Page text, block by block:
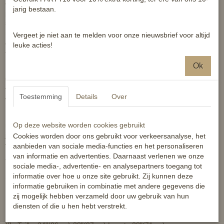
ontworpen door ruiters om een ​​comfortabele en flatterende
pasvorm te bieden voor elk lichaamstype. Het comfort van een
strakke broek, maar dan met de ritssluiting, drukknoop en
riemlussen die zorgen voor een professionele en nette uitstraling
die je van een rijbroek verwacht. Tevens voorzien van 2
telefoonzakken, dus zowel op je linker als rechter bovenbeen.
vochtafvoerende stof. Deze rijbroek behoudt zijn vorm, was-over-
was, en houdt je koel, droog en comfortabel. Echt een 2e huid!
ruimte. De broek valt verder niet ruimer uit dan de maat, maar als
je twijfelt tussen 2 maten kun je het beste de kleinste nemen
vanwege de 4way stretch.
*broekriem niet inbegrepen, wel los verkrijgbaar!
S=Taille: 22"(59cm)-26"(66cm) Lengte 26,5"(67cm)
M=Taille: 26"(66cm)-30"(76cm) Lengte 27"(69cm)
L=Taille: 30"(76cm)-34"(86cm) Lengte 27"(69cm)
jarig bestaan.
Vergeet je niet aan te melden voor onze nieuwsbrief voor altijd
leuke acties!
Ok
Toestemming Details Over
Op deze website worden cookies gebruikt
Cookies worden door ons gebruikt voor verkeersanalyse, het
aanbieden van sociale media-functies en het personaliseren
van informatie en advertenties. Daarnaast verlenen we onze
sociale media-, advertentie- en analysepartners toegang tot
informatie over hoe u onze site gebruikt. Zij kunnen deze
informatie gebruiken in combinatie met andere gegevens die
zij mogelijk hebben verzameld door uw gebruik van hun
diensten of die u hen hebt verstrekt.